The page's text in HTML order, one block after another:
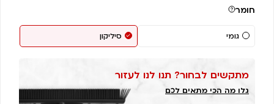
חומר
גומי סיליקון
מתקשים לבחור? תנו לנו לעזור
גלו מה הכי מתאים לכם